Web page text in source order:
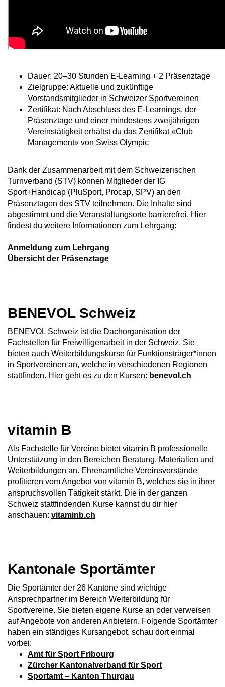
Dauer: 20–30 Stunden E-Learning + 2 Präsenztage
Zielgruppe: Aktuelle und zukünftige
Vorstandsmitglieder in Schweizer Sportvereinen
Zertifikat: Nach Abschluss des E-Learnings, der
Präsenztage und einer mindestens zweijährigen
Vereinstätigkeit erhältst du das Zertifikat «Club
Management» von Swiss Olympic
Dank der Zusammenarbeit mit dem Schweizerischen
Turnverband (STV) können Mitglieder der IG
Sport+Handicap (PluSport, Procap, SPV) an den
Präsenztagen des STV teilnehmen. Die Inhalte sind
abgestimmt und die Veranstaltungsorte barrierefrei. Hier
findest du weitere Informationen zum Lehrgang:
Anmeldung zum Lehrgang
Übersicht der Präsenztage
BENEVOL Schweiz
BENEVOL Schweiz ist die Dachorganisation der
Fachstellen für Freiwilligenarbeit in der Schweiz. Sie
bieten auch Weiterbildungskurse für Funktionsträger*innen
in Sportvereinen an, welche in verschiedenen Regionen
stattfinden. Hier geht es zu den Kursen: benevol.ch
vitamin B
Als Fachstelle für Vereine bietet vitamin B professionelle
Unterstützung in den Bereichen Beratung, Materialien und
Weiterbildungen an. Ehrenamtliche Vereinsvorstände
profitieren vom Angebot von vitamin B, welches sie in ihrer
anspruchsvollen Tätigkeit stärkt. Die in der ganzen
Schweiz stattfindenden Kurse kannst du dir hier
anschauen: vitaminb.ch
Kantonale Sportämter
Die Sportämter der 26 Kantone sind wichtige
Ansprechpartner im Bereich Weiterbildung für
Sportvereine. Sie bieten eigene Kurse an oder verweisen
auf Angebote von anderen Anbietern. Folgende Sportämter
haben ein ständiges Kursangebot, schau dort einmal
vorbei:
Amt für Sport Fribourg
Zürcher Kantonalverband für Sport
Sportamt – Kanton Thurgau